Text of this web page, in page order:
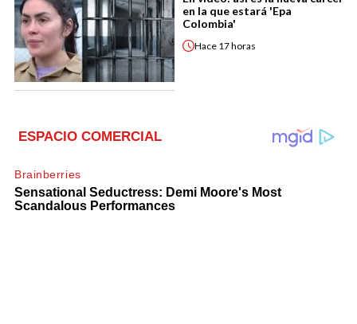
en la que estará 'Epa
Colombia'
Hace 17 horas